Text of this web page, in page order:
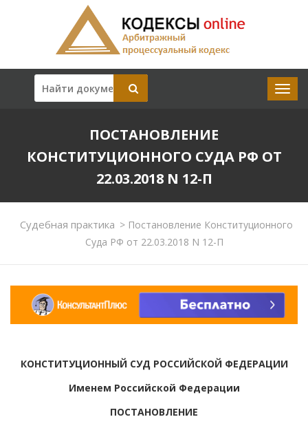
ПОСТАНОВЛЕНИЕ
КОНСТИТУЦИОННОГО СУДА РФ ОТ
22.03.2018 N 12-П
Судебная практика > Постановление Конституционного
Суда РФ от 22.03.2018 N 12-П
КОНСТИТУЦИОННЫЙ СУД РОССИЙСКОЙ ФЕДЕРАЦИИ
Именем Российской Федерации
ПОСТАНОВЛЕНИЕ